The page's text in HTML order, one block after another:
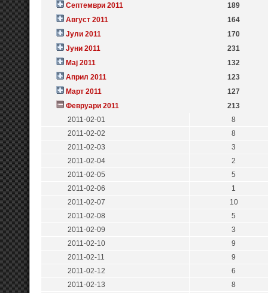
Септември 2011
189
Август 2011
164
Јули 2011
170
Јуни 2011
231
Мај 2011
132
Април 2011
123
Март 2011
127
Февруари 2011
213
2011-02-01
8
2011-02-02
8
2011-02-03
3
2011-02-04
2
2011-02-05
5
2011-02-06
1
2011-02-07
10
2011-02-08
5
2011-02-09
3
2011-02-10
9
2011-02-11
9
2011-02-12
6
2011-02-13
8